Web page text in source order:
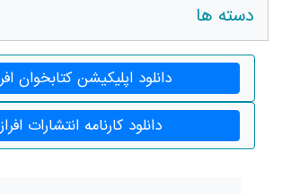
دسته ها
دانلود اپلیکیشن کتابخوان
دانلود کارنامه انتشارات افراز